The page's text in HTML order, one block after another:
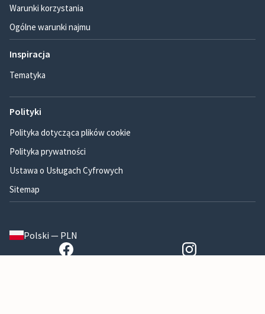
Warunki korzystania
Ogólne warunki najmu
Inspiracja
Tematyka
Polityki
Polityka dotycząca plików cookie
Polityka prywatności
Ustawa o Usługach Cyfrowych
Sitemap
Polski — PLN